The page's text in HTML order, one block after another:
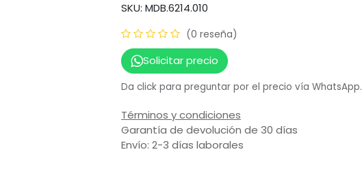
SKU: MDB.6214.010
(0 reseña)
Solicitar precio
Da click para preguntar por el precio vía WhatsApp.
Términos y condiciones
Garantía de devolución de 30 días
Envío: 2-3 días laborales